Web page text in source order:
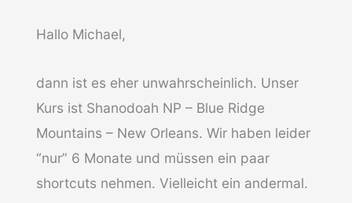
Hallo Michael,
dann ist es eher unwahrscheinlich. Unser
Kurs ist Shanodoah NP – Blue Ridge
Mountains – New Orleans. Wir haben leider
“nur” 6 Monate und müssen ein paar
shortcuts nehmen. Vielleicht ein andermal.